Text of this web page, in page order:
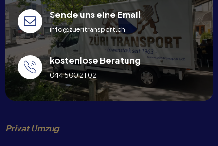
Sende uns eine Email
info@zueritransport.ch
kostenlose Beratung
044 500 21 02
Privat Umzug